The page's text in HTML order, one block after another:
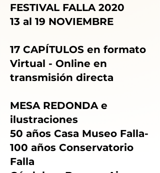
FESTIVAL FALLA 2020
13 al 19 NOVIEMBRE
17 CAPÍTULOS en formato
Virtual - Online en
transmisión directa
MESA REDONDA e
ilustraciones
50 años Casa Museo Falla-
100 años Conservatorio
Falla